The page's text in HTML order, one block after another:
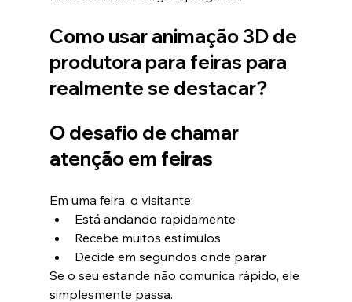
Como usar animação 3D de
produtora para feiras para
realmente se destacar?
O desafio de chamar
atenção em feiras
Em uma feira, o visitante:
Está andando rapidamente
Recebe muitos estímulos
Decide em segundos onde parar
Se o seu estande não comunica rápido, ele
simplesmente passa.